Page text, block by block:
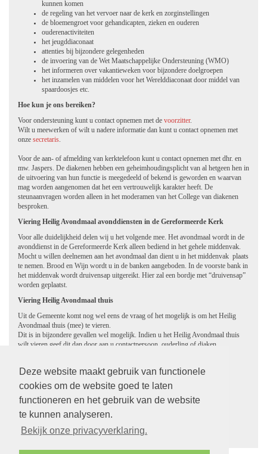
Deze website maakt gebruik van functionele
cookies om de website goed te laten
functioneren en het gebruik van de website
te kunnen analyseren.
Bekijk onze privacyverklaring.
kunnen komen
de regeling van het vervoer naar de kerk en zorginstellingen
de bloemengroet voor gehandicapten, zieken en ouderen
ouderenactiviteiten
het jeugddiaconaat
attenties bij bijzondere gelegenheden
de invoering van de Wet Maatschappelijke Ondersteuning (WMO)
het informeren over vakantieweken voor bijzondere doelgroepen
het inzamelen van middelen voor het Werelddiaconaat door middel van
spaardoosjes etc.
Hoe kun je ons bereiken?
Voor ondersteuning kunt u contact opnemen met de voorzitter.
Wilt u meewerken of wilt u nadere informatie dan kunt u contact opnemen met
onze secretaris.
Voor de aan- of afmelding van kerktelefoon kunt u contact opnemen met dhr. en
mw. Jaspers. De diakenen hebben een geheimhoudingsplicht van al hetgeen hen in
de uitvoering van hun functie is meegedeeld of bekend is geworden en waarvan
mag worden aangenomen dat het een vertrouwelijk karakter heeft. De
steunaanvragen worden alleen in het moderamen van het College van diakenen
besproken.
Viering Heilig Avondmaal avonddiensten in de Gereformeerde Kerk
Voor alle duidelijkheid delen wij u het volgende mee. Het avondmaal wordt in de
avonddienst in de Gereformeerde Kerk alleen bediend in het gehele middenvak.
Mocht u willen deelnemen aan het avondmaal dan dient u in het middenvak plaats
te nemen. Brood en Wijn wordt u in de banken aangeboden. In de voorste bank in
het middenvak wordt druivensap uitgereikt. Hier zal een bordje met “druivensap”
worden geplaatst.
Viering Heilig Avondmaal thuis
Uit de Gemeente komt nog wel eens de vraag of het mogelijk is om het Heilig
Avondmaal thuis (mee) te vieren.
Dit is in bijzondere gevallen wel mogelijk. Indien u het Heilig Avondmaal thuis
wilt vieren geef dit dan door aan u contactpersoon, ouderling of diaken.
Declaratieforumulier diakenen
Declaratieformulieren kunnen opgehaald worden in De Kern (postkast).
Of aangevraagd worden bij penningmeester diaconie
Diaconie Gereformeerde Kerk
terug